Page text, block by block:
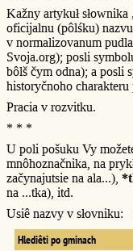
Kažny artykuł
oficijalnu (pôlśku)
v normalizovanum
Svoja.org); posli
bôlš čym odna); a posli
historyčnoho
Pracia v rozvitku.
* * *
U poli pošuku Vy
mnôhoznačnika, na
začynajutsie na ala...),
na ...tka), itd.
Usiê nazvy v słovniku:
Hlediêti po gminach